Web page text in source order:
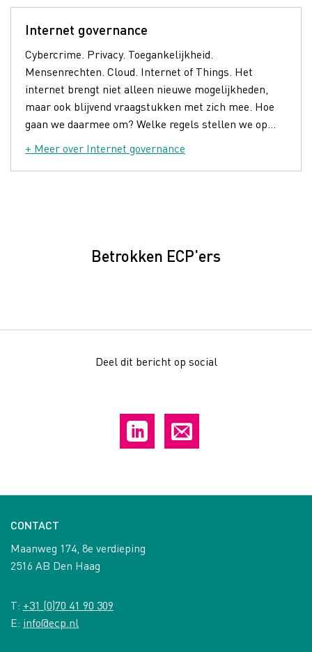
Internet governance
Cybercrime. Privacy. Toegankelijkheid.
Mensenrechten. Cloud. Internet of Things. Het
internet brengt niet alleen nieuwe mogelijkheden,
maar ook blijvend vraagstukken met zich mee. Hoe
gaan we daarmee om? Welke regels stellen we op...
+ Meer over Internet governance
Betrokken ECP'ers
Deel dit bericht op social
CONTACT
Maanweg 174, 8e verdieping
2516 AB Den Haag
T: +31 (0)70 41 90 309
E: info@ecp.nl